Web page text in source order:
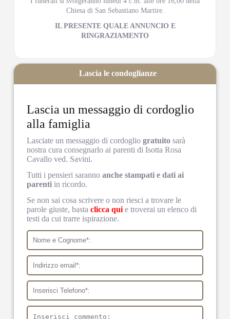
Chiesa di San Sebastiano Martire.
IL PRESENTE QUALE ANNUNCIO E
RINGRAZIAMENTO
Lascia un messaggio di cordoglio
alla famiglia
Lasciate un messaggio di cordogliogratuito sarà
nostra cura consegnarlo ai parenti di Isotta Rosa
Cavallo ved. Savini.
Tutti i pensieri sarannoanche stampati e dati ai
parenti in ricordo.
Se non sai cosa scrivere o non riesci a trovare le
parole giuste, bastaclicca qui e troverai un elenco di
testi da cui trarre ispirazione.
Lascia le condoglianze